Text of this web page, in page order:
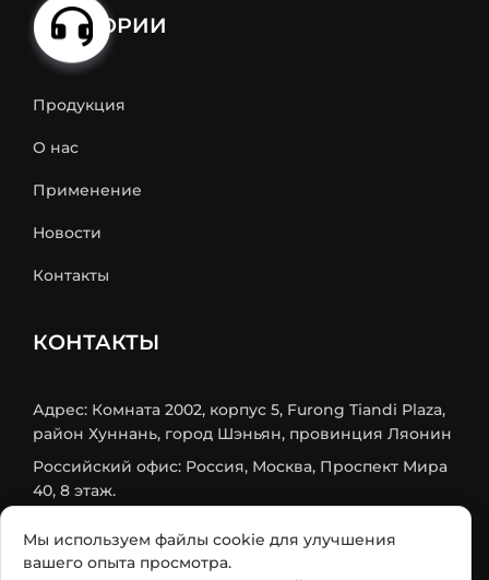
КАТЕГОРИИ
Продукция
О нас
Применение
Новости
Контакты
КОНТАКТЫ
Адрес: Комната 2002, корпус 5, Furong Tiandi Plaza,
район Хуннань, город Шэньян, провинция Ляонин
Российский офис: Россия, Москва, Проспект Мира
40, 8 этаж.
Телефон: +86-24-31566438
Мы используем файлы cookie для улучшения
вашего опыта просмотра.